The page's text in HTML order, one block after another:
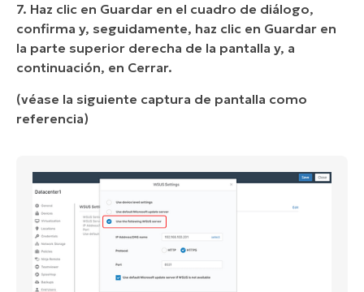
7. Haz clic en Guardar en el cuadro de diálogo,
confirma y, seguidamente, haz clic en Guardar en
la parte superior derecha de la pantalla y, a
continuación, en Cerrar.
(véase la siguiente captura de pantalla como
referencia)